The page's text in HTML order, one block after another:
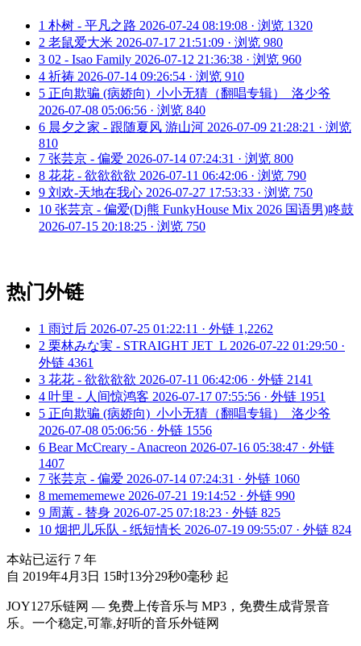
1 朴树 - 平凡之路 2026-07-24 08:19:08 · 浏览 1320
2 老鼠爱大米 2026-07-17 21:51:09 · 浏览 980
3 02 - Isao Family 2026-07-12 21:36:38 · 浏览 960
4 祈祷 2026-07-14 09:26:54 · 浏览 910
5 正向欺骗 (病娇向)_小小无猜（翻唱专辑）_洛少爷
2026-07-08 05:06:56 · 浏览 840
6 晨夕之家 - 跟随夏风 游山河 2026-07-09 21:28:21 · 浏览
810
7 张芸京 - 偏爱 2026-07-14 07:24:31 · 浏览 800
8 花花 - 欲欲欲欲 2026-07-11 06:42:06 · 浏览 790
9 刘欢-天地在我心 2026-07-27 17:53:33 · 浏览 750
10 张芸京 - 偏爱(Dj熊 FunkyHouse Mix 2026 国语男)咚鼓
2026-07-15 20:18:25 · 浏览 750
热门外链
1 雨过后 2026-07-25 01:22:11 · 外链 1,2262
2 栗林みな実 - STRAIGHT JET_L 2026-07-22 01:29:50 ·
外链 4361
3 花花 - 欲欲欲欲 2026-07-11 06:42:06 · 外链 2141
4 叶里 - 人间惊鸿客 2026-07-17 07:55:56 · 外链 1951
5 正向欺骗 (病娇向)_小小无猜（翻唱专辑）_洛少爷
2026-07-08 05:06:56 · 外链 1556
6 Bear McCreary - Anacreon 2026-07-16 05:38:47 · 外链
1407
7 张芸京 - 偏爱 2026-07-14 07:24:31 · 外链 1060
8 memememewe 2026-07-21 19:14:52 · 外链 990
9 周蕙 - 替身 2026-07-25 07:18:23 · 外链 825
10 烟把儿乐队 - 纸短情长 2026-07-19 09:55:07 · 外链 824
本站已运行 7 年
自 2019年4月3日 15时13分29秒0毫秒 起
JOY127乐链网 — 免费上传音乐与 MP3，免费生成背景音
乐。一个稳定,可靠,好听的音乐外链网